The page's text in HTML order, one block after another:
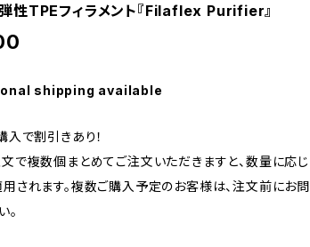
性TPEフィラメント『Filaflex Purifier』
shipping available
で割引きあり！
で複数個まとめてご注文いただきますと、数量に応じ
されます。複数ご購入予定のお客様は、注文前にお問
。